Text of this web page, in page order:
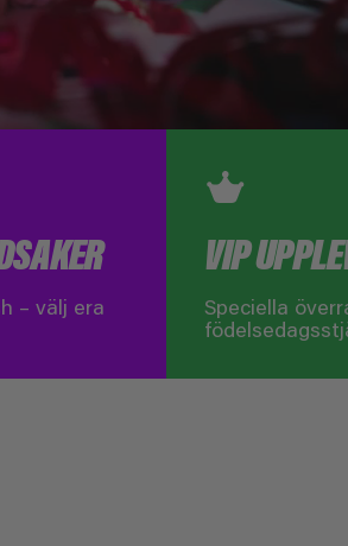
– välj era
VIP
Speciella